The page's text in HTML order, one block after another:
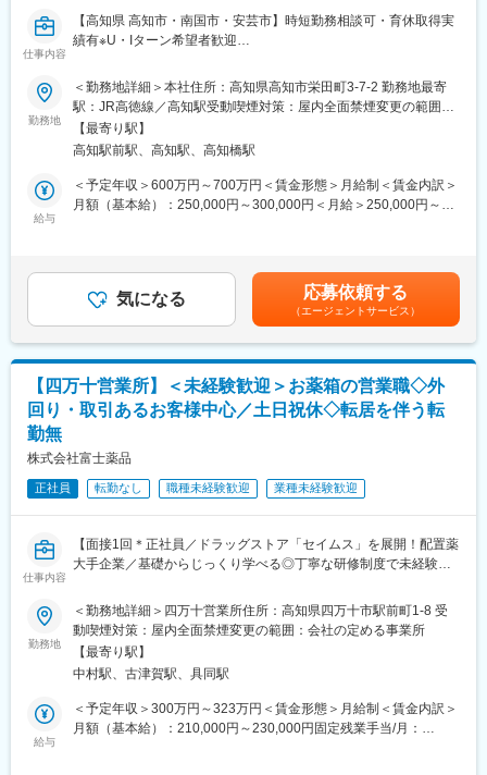
援薬局」として、患者様や地域の皆様の健康をサポートしており
ます。
仕事内容
【高知県 高知市・南国市・安芸市】時短勤務相談可・育休取得実
績有※U・Iターン希望者歓迎
■担当業務：
高知県にて処方せん調剤薬局・一般用医薬品販売・居宅介護支援
事業を行う当社にて保険調剤薬局業務全般を薬剤師として担当い
ただきます。
■具体的には
顧客へのご案内・調剤説明
【変更の範囲：会社の定める業務】
支店により薬剤師・医療事務合計10名の店舗での配属予定もあり
ます。
高知県内を代表を中心に13店舗開設し、医療サービスを薬局事業
地域住民の皆様とのつながりを大切にする高知家「健康づくり支
変更の範囲：本文参照
勤務地
＜勤務地詳細＞本社住所：高知県高知市栄田町3-7-2 勤務地最寄
駅：JR高徳線／高知駅受動喫煙対策：屋内全面禁煙変更の範囲：
本文参照
【最寄り駅】
高知駅前駅、高知駅、高知橋駅
給与
＜予定年収＞600万円～700万円＜賃金形態＞月給制＜賃金内訳＞
月額（基本給）：250,000円～300,000円＜月給＞250,000円～
気になる 応募依頼する
（エージェントサービス）
【四万十営業所】＜未経験歓迎＞お薬箱の営業職◇外
回り・取引あるお客様中心／土日祝休◇転居を伴う転
勤無
株式会社富士薬品
正社員 転勤なし 職種未経験歓迎 業種未経験歓迎
仕事内容
【面接1回＊正社員／ドラッグストア「セイムス」を展開！配置薬
大手企業／基礎からじっくり学べる◎丁寧な研修制度で未経験の
■職務内容：
担当エリアのお客様（個人宅や企業）へ訪問し、配置薬（お薬
箱）や健康食品の提案をお任せします。
※既に、取引のあるお客様先を訪問するスタイルです。
＜仕事の流れ＞
勤務地
＜勤務地詳細＞四万十営業所住所：高知県四万十市駅前町1-8 受
動喫煙対策：屋内全面禁煙変更の範囲：会社の定める事業所
【最寄り駅】
中村駅、古津賀駅、具同駅
給与
＜予定年収＞300万円～323万円＜賃金形態＞月給制＜賃金内訳＞
月額（基本給）：210,000円～230,000円固定残業手当/月：